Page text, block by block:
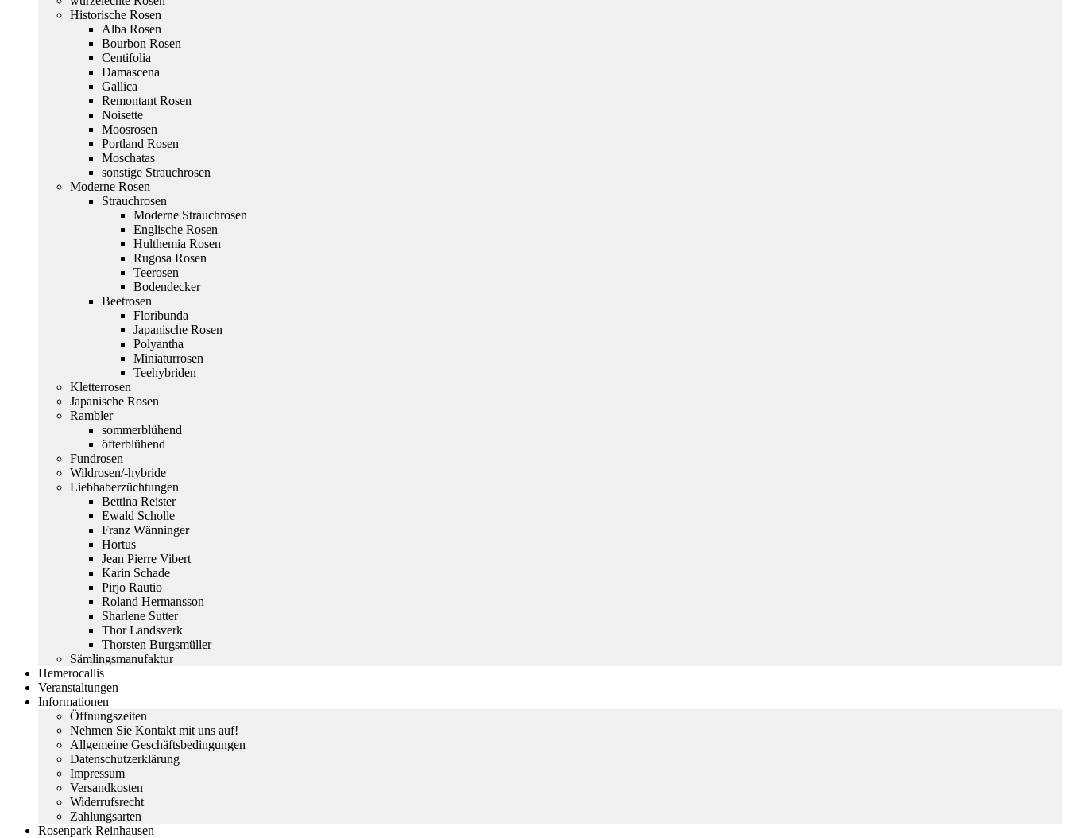
Historische Rosen
Alba Rosen
Bourbon Rosen
Centifolia
Damascena
Gallica
Remontant Rosen
Noisette
Moosrosen
Portland Rosen
Moschatas
sonstige Strauchrosen
Moderne Rosen
Strauchrosen
Moderne Strauchrosen
Englische Rosen
Hulthemia Rosen
Rugosa Rosen
Teerosen
Bodendecker
Beetrosen
Floribunda
Japanische Rosen
Polyantha
Miniaturrosen
Teehybriden
Kletterrosen
Japanische Rosen
Rambler
sommerblühend
öfterblühend
Fundrosen
Wildrosen/-hybride
Liebhaberzüchtungen
Bettina Reister
Ewald Scholle
Franz Wänninger
Hortus
Jean Pierre Vibert
Karin Schade
Pirjo Rautio
Roland Hermansson
Sharlene Sutter
Thor Landsverk
Thorsten Burgsmüller
Sämlingsmanufaktur
Hemerocallis
Veranstaltungen
Informationen
Öffnungszeiten
Nehmen Sie Kontakt mit uns auf!
Allgemeine Geschäftsbedingungen
Datenschutzerklärung
Impressum
Versandkosten
Widerrufsrecht
Zahlungsarten
Rosenpark Reinhausen